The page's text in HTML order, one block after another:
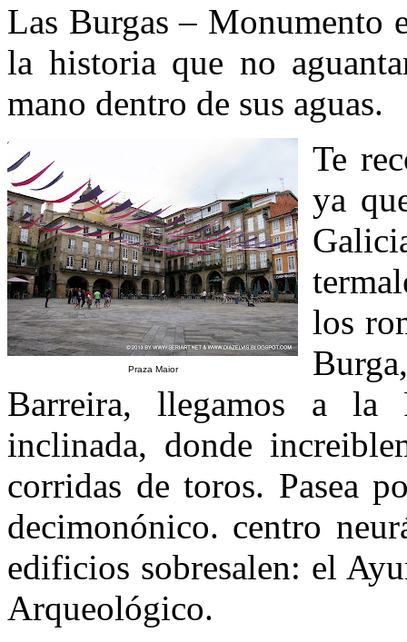
Las Burgas – Monumento
la historia que no
mano dentro de sus aguas.
Praza Maior
Te
ya
los
Barreira, llegamos a la
inclinada, donde
corridas de toros. Pasea
decimonónico. centro
edificios sobresalen: el
Arqueológico.